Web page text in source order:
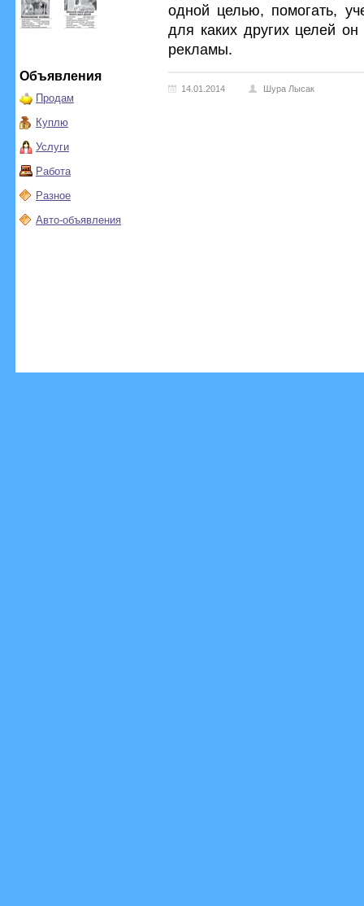
Объявления
Продам
Куплю
Услуги
Работа
Разное
Авто-объявления
одной целью, помогать,
для каких других целей
рекламы.
14.01.2014 Шура Лысак